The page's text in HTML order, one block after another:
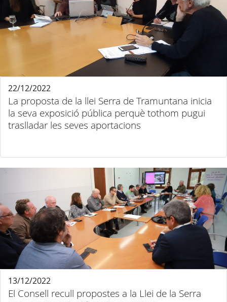
La proposta de la llei Serra de Tramuntana inicia
la seva exposició pública perquè tothom pugui
traslladar les seves aportacions
22/12/2022
El Consell recull propostes a la Llei de la Serra
13/12/2022